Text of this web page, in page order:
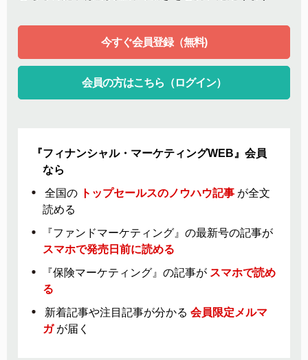
今すぐ会員登録（無料)
会員の方はこちら（ログイン）
『フィナンシャル・マーケティングWEB』会員
なら
全国の トップセールスのノウハウ記事 が全文
読める
『ファンドマーケティング』の最新号の記事が
スマホで発売日前に読める
『保険マーケティング』の記事が スマホで読め
る
新着記事や注目記事が分かる 会員限定メルマ
ガが届く